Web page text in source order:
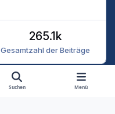
Gesamtzahl der Beiträge
265.1k
Suchen Menü